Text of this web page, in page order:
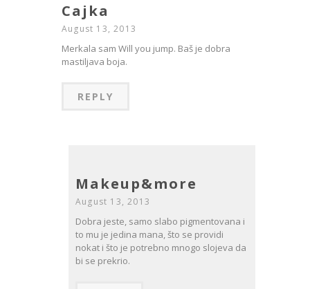
Cajka
August 13, 2013
Merkala sam Will you jump. Baš je dobra
mastiljava boja.
REPLY
Makeup&more
August 13, 2013
Dobra jeste, samo slabo pigmentovana i
to mu je jedina mana, što se providi
nokat i što je potrebno mnogo slojeva da
bi se prekrio.